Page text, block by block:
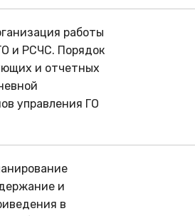
работы
и РСЧС. Порядок
и отчетных
управления ГО
и
в